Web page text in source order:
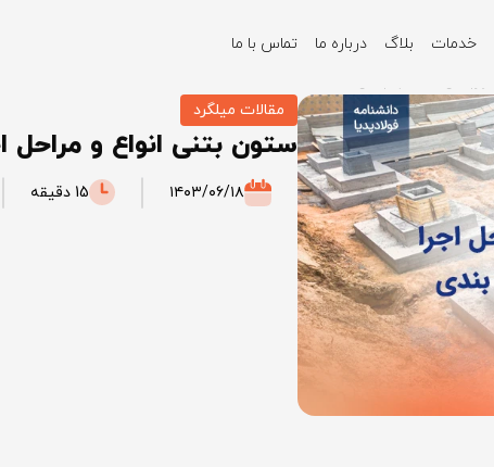
خدمات بلاگ درباره ما
تماس با ما
مقالات میلگرد
ستون بتنی انواع و مراحل
۱۴۰۳/۰۶/۱۸ 15 دقیقه